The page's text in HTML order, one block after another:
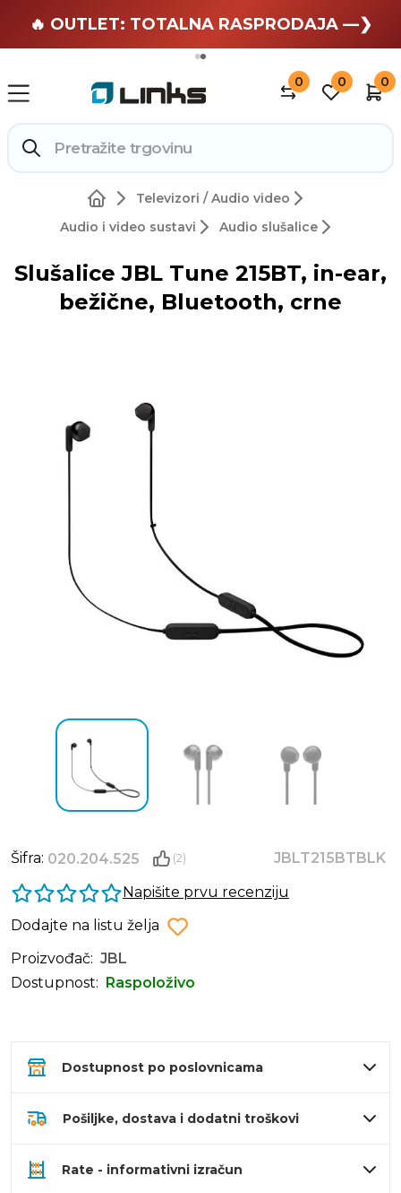
🏄 Zaslužuješ odmor —❯
🔥 OUTLET: TOTALNA RASPRODAJA —❯
0 0 0
Televizori / Audio video
Audio i video sustavi
Audio slušalice
Slušalice JBL Tune 215BT, in-ear,
bežične, Bluetooth, crne
Šifra: 020.204.525 (2)
JBLT215BTBLK
Napišite prvu recenziju
Dodajte na listu želja
Proizvođač: JBL
Dostupnost:
Raspoloživo
Dostupnost po poslovnicama
Pošiljke, dostava i dodatni troškovi
Rate - informativni izračun